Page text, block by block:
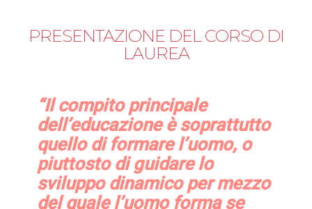
PRESENTAZIONE DEL CORSO DI
LAUREA
“Il compito principale
dell’educazione è soprattutto
quello di formare l’uomo, o
piuttosto di guidare lo
sviluppo dinamico per mezzo
del quale l’uomo forma se